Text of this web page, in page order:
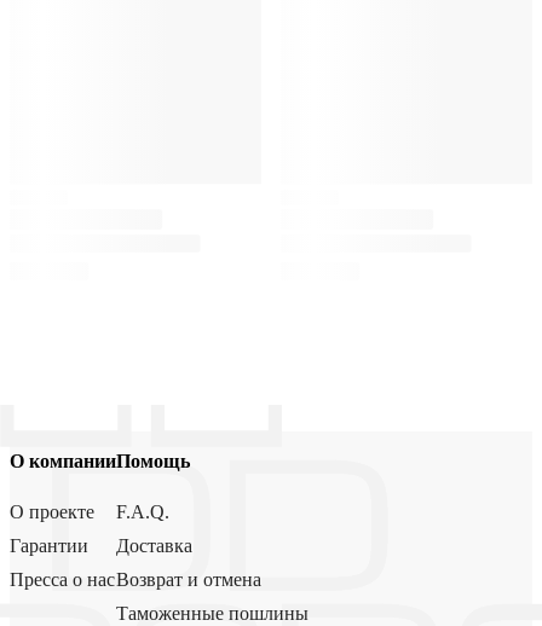
О компании
О проекте
Гарантии
Пресса о нас
Помощь
F.A.Q.
Доставка
Возврат и отмена
Таможенные пошлины